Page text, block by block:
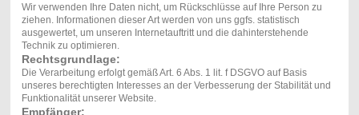
Wir verwenden Ihre Daten nicht, um Rückschlüsse auf Ihre Person zu
ziehen. Informationen dieser Art werden von uns ggfs. statistisch
ausgewertet, um unseren Internetauftritt und die dahinterstehende
Technik zu optimieren.
Rechtsgrundlage:
Die Verarbeitung erfolgt gemäß Art. 6 Abs. 1 lit. f DSGVO auf Basis
unseres berechtigten Interesses an der Verbesserung der Stabilität und
Funktionalität unserer Website.
Empfänger: